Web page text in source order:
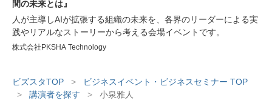
間の未来とは』
人が主導しAIが拡張する組織の未来を、各界のリーダーによる実
践やリアルなストーリーから考える会場イベントです。
株式会社PKSHA Technology
ビズスタTOP >
ビジネスイベント・ビジネスセミナー TOP
>
講演者を探す > 小泉雅人